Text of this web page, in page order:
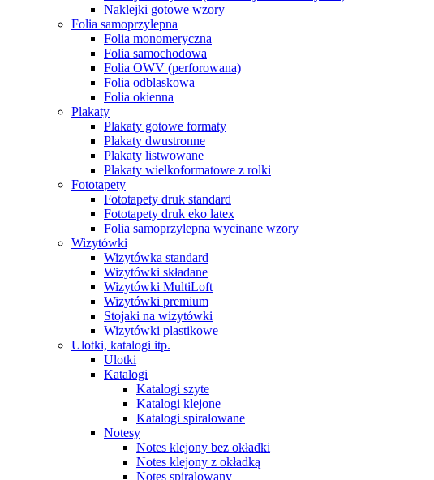
Naklejki gotowe wzory
Folia samoprzylepna
Folia monomeryczna
Folia samochodowa
Folia OWV (perforowana)
Folia odblaskowa
Folia okienna
Plakaty
Plakaty gotowe formaty
Plakaty dwustronne
Plakaty listwowane
Plakaty wielkoformatowe z rolki
Fototapety
Fototapety druk standard
Fototapety druk eko latex
Folia samoprzylepna wycinane wzory
Wizytówki
Wizytówka standard
Wizytówki składane
Wizytówki MultiLoft
Wizytówki premium
Stojaki na wizytówki
Wizytówki plastikowe
Ulotki, katalogi itp.
Ulotki
Katalogi
Katalogi szyte
Katalogi klejone
Katalogi spiralowane
Notesy
Notes klejony bez okładki
Notes klejony z okładką
Notes spiralowany